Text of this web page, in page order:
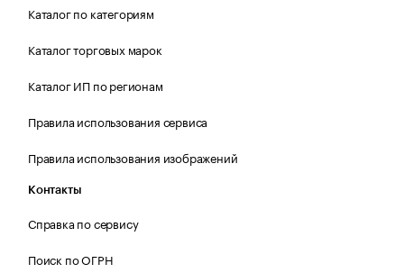
Каталог по категориям
Каталог торговых марок
Каталог ИП по регионам
Правила использования сервиса
Правила использования изображений
Контакты
Справка по сервису
Поиск по ОГРН